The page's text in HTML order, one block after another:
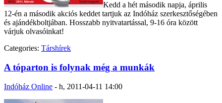
Kedd a hét második napja, április
12-én a második akciós keddet tartjuk az Indóház szerkesztőségében
és ajándékboltjában. Hosszabb nyitvatartással, 9-16 óra között
várjuk olvasóinkat!
Categories: Társhírek
A tóparton is folynak még a munkák
Indóház Online - h, 2011-04-11 14:00